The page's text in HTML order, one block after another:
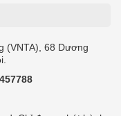
(VNTA), 68 Dương